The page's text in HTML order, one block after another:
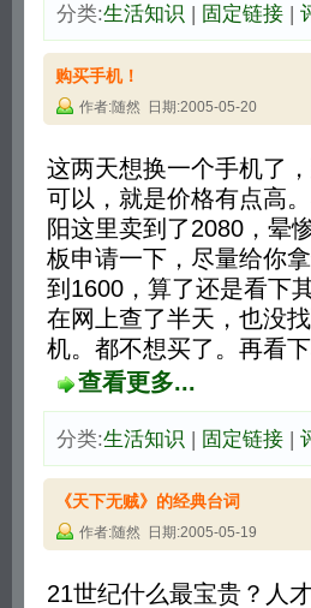
分类:生活知识 | 固定链接|
购买手机！
作者:随然 日期:2005-05-20
这两天想换一个手机了
可以，就是价格有点高
阳这里卖到了2080，晕
板申请一下，尽量给你
到1600，算了还是看下
在网上查了半天，也没
机。都不想买了。再看下
查看更多...
分类:生活知识 | 固定链接|
《天下无贼》的经典台词
作者:随然 日期:2005-05-19
21世纪什么最宝贵？人才